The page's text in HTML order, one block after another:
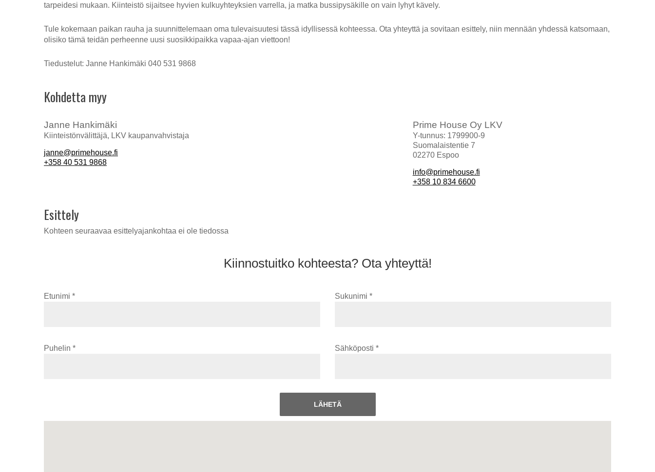
tarpeidesi mukaan. Kiinteistö sijaitsee hyvien kulkuyhteyksien varrella, ja matka bussipysäkille on vain lyhyt kävely.
Tule kokemaan paikan rauha ja suunnittelemaan oma tulevaisuutesi tässä idyllisessä kohteessa. Ota yhteyttä ja sovitaan esittely, niin mennään yhdessä katsomaan,
olisiko tämä teidän perheenne uusi suosikkipaikka vapaa-ajan viettoon!
Tiedustelut: Janne Hankimäki 040 531 9868
Kohdetta myy
Janne Hankimäki
Kiinteistönvälittäjä, LKV kaupanvahvistaja
janne@primehouse.fi
+358 40 531 9868
Prime House Oy LKV
Y-tunnus: 1799900-9
Suomalaistentie 7
02270 Espoo
info@primehouse.fi
+358 10 834 6600
Esittely
Kohteen seuraavaa esittelyajankohtaa ei ole tiedossa
Kiinnostuitko kohteesta? Ota yhteyttä!
Etunimi * Sukunimi *
Puhelin * Sähköposti *